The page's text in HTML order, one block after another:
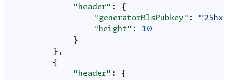
"header" :
{
"generatorBlsPubkey" :
"height" :
10
}
},
{
"header" :
{